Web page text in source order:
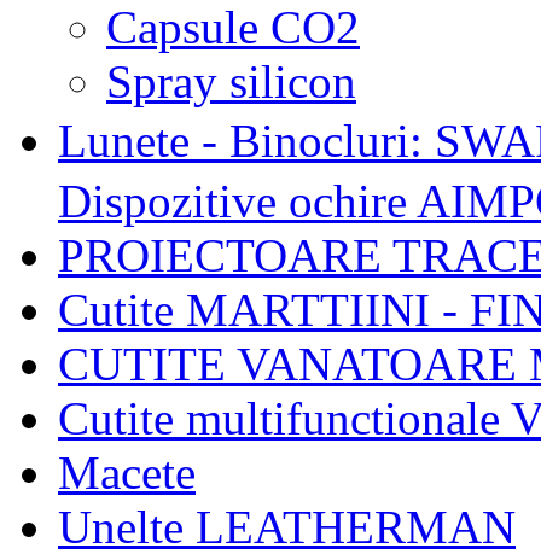
Capsule CO2
Spray silicon
Lunete - Binocluri:
Dispozitive ochire
PROIECTOARE
Cutite MARTTIINI -
CUTITE VANATOARE
Cutite multifunctionale
Macete
Unelte LEATHERMAN